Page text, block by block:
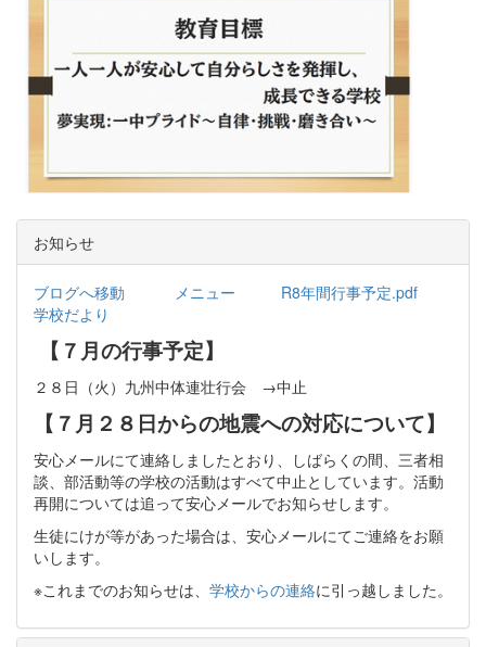
お知らせ
ブログへ移動 メニュー
R8年間行事予定.pdf
学校だより
【７月の行事予定】
２８日（火）九州中体連壮行会 →中止
【７月２８日からの地震への対応について】
安心メールにて連絡しましたとおり、しばらくの間、三者相
談、部活動等の学校の活動はすべて中止としています。活動
再開については追って安心メールでお知らせします。
生徒にけが等があった場合は、安心メールにてご連絡をお願
いします。
※これまでのお知らせは、 学校からの連絡に引っ越しました。